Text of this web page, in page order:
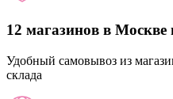
12 магазинов в Москве
Удобный самовывоз из
склада